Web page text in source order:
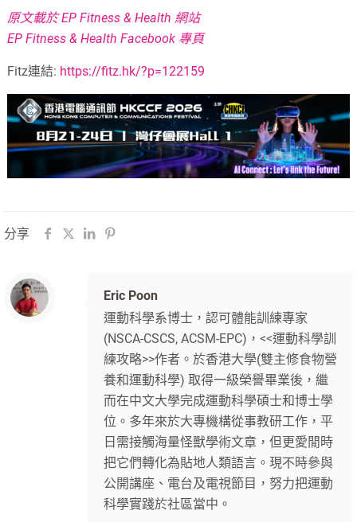
原文載於 EP Fitness & Health 網站
EP Fitness & Health Facebook 專頁
Fitz連結: https://fitz.hk/?p=122159
分享
Eric Poon
運動科學系博士，認可體能訓練專家
(NSCA-CSCS, ACSM-EPC)，<<運動科學訓
練攻略>>作者。於香港大學(雙主修食物營
養和運動科學) 取得一級榮譽畢業後，繼
而在中文大學完成運動科學碩士和博士學
位。多年來於大專機構從事教研工作，平
日需接觸海量怪獸學術文章，但更愛閒時
把它們轉化為貼地人類語言。現不時參與
公開講座、電台及電視節目，努力把運動
科學實踐於社區當中。